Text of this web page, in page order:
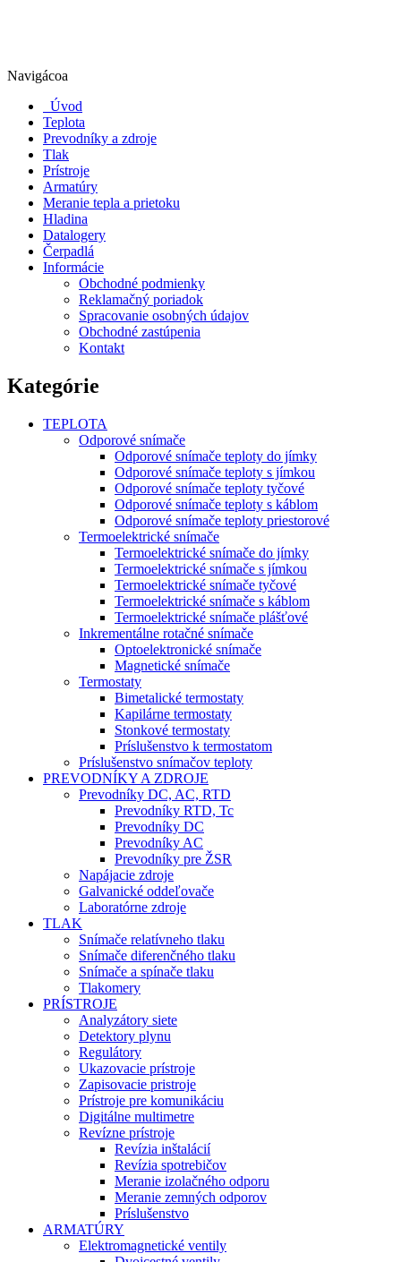
Navigácoa
Úvod
Teplota
Prevodníky a zdroje
Tlak
Prístroje
Armatúry
Meranie tepla a prietoku
Hladina
Datalogery
Čerpadlá
Informácie
Obchodné podmienky
Reklamačný poriadok
Spracovanie osobných údajov
Obchodné zastúpenia
Kontakt
Kategórie
TEPLOTA
Odporové snímače
Odporové snímače teploty do jímky
Odporové snímače teploty s jímkou
Odporové snímače teploty tyčové
Odporové snímače teploty s káblom
Odporové snímače teploty priestorové
Termoelektrické snímače
Termoelektrické snímače do jímky
Termoelektrické snímače s jímkou
Termoelektrické snímače tyčové
Termoelektrické snímače s káblom
Termoelektrické snímače plášťové
Inkrementálne rotačné snímače
Optoelektronické snímače
Magnetické snímače
Termostaty
Bimetalické termostaty
Kapilárne termostaty
Stonkové termostaty
Príslušenstvo k termostatom
Príslušenstvo snímačov teploty
PREVODNÍKY A ZDROJE
Prevodníky DC, AC, RTD
Prevodníky RTD, Tc
Prevodníky DC
Prevodníky AC
Prevodníky pre ŽSR
Napájacie zdroje
Galvanické oddeľovače
Laboratórne zdroje
TLAK
Snímače relatívneho tlaku
Snímače diferenčného tlaku
Snímače a spínače tlaku
Tlakomery
PRÍSTROJE
Analyzátory siete
Detektory plynu
Regulátory
Ukazovacie prístroje
Zapisovacie pristroje
Prístroje pre komunikáciu
Digitálne multimetre
Revízne prístroje
Revízia inštalácií
Revízia spotrebičov
Meranie izolačného odporu
Meranie zemných odporov
Príslušenstvo
ARMATÚRY
Elektromagnetické ventily